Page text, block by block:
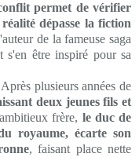
permet de vérifier
dépasse la fiction
de la fameuse saga
être inspiré pour sa
plusieurs années de
deux jeunes fils et
frère, le duc de
royaume, écarte son
, faisant place nette